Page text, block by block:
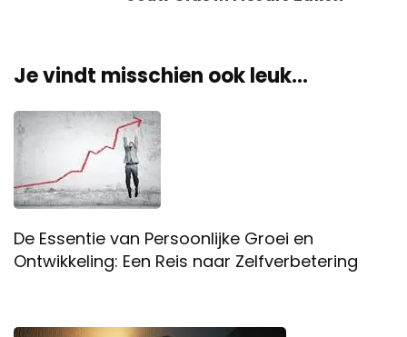
Je vindt misschien ook leuk...
De Essentie van Persoonlijke Groei en
Ontwikkeling: Een Reis naar Zelfverbetering